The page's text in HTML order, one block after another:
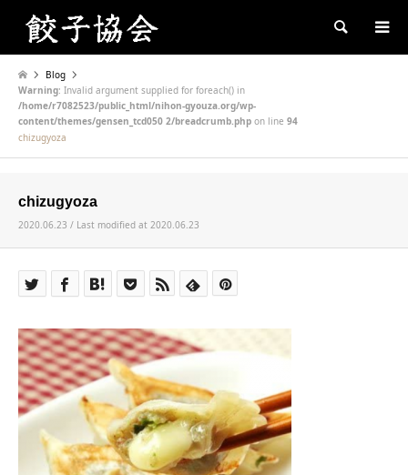
Search
Blog
Warning: Invalid argument supplied for foreach() in
/home/r7082523/public_html/nihon-gyouza.org/wp-
content/themes/gensen_tcd050 2/breadcrumb.php on line 94
chizugyoza
chizugyoza
2020.06.23 / Last modified at 2020.06.23